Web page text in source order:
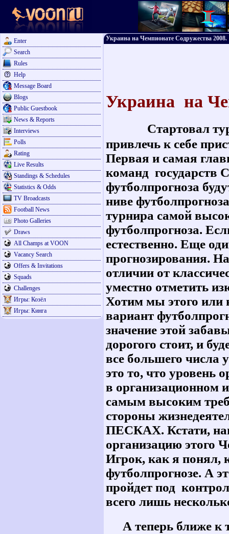
Enter
Search
Rules
Help
Message Board
Blogs
Public Guestbook
News & Reports
Interviews
Polls
Rating
Live Results
Standings & Schedules
Statistics & Odds
TV Broadcasts
Football News
Photo Galleries
Draws
All Champs at VOON
Vacancy Search
Offers & Invitations
Squads
Challenges
Игры: Козёл
Игры: Кинга
Украина на Чемпионате Содружества 2008.
Украина на
Стартовал
привлечь к себе
Первая и самая
команд государств
футболпрогноза
ниве
турнира самой
футболпрогноза.
естественно. Еще
прогнозирования.
отличии от
уместно отметить
Хотим мы этого или
вариант
значение этой
дорогого стоит, и
все большего
это то, что уровень
в организационном
самым высоким
стороны
ПЕСКАХ. Кстати,
организацию этого
Игрок, как я понял,
футболпрогнозе. А
пройдет под
всего лишь
А теперь ближе к